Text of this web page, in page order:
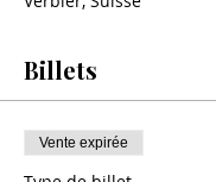
Billets
Vente expirée